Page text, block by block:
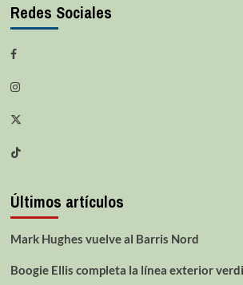
Redes Sociales
Últimos artículos
Mark Hughes vuelve al Barris Nord
Boogie Ellis completa la línea exterior